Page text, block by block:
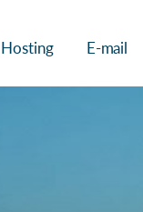
Hosting E-mail